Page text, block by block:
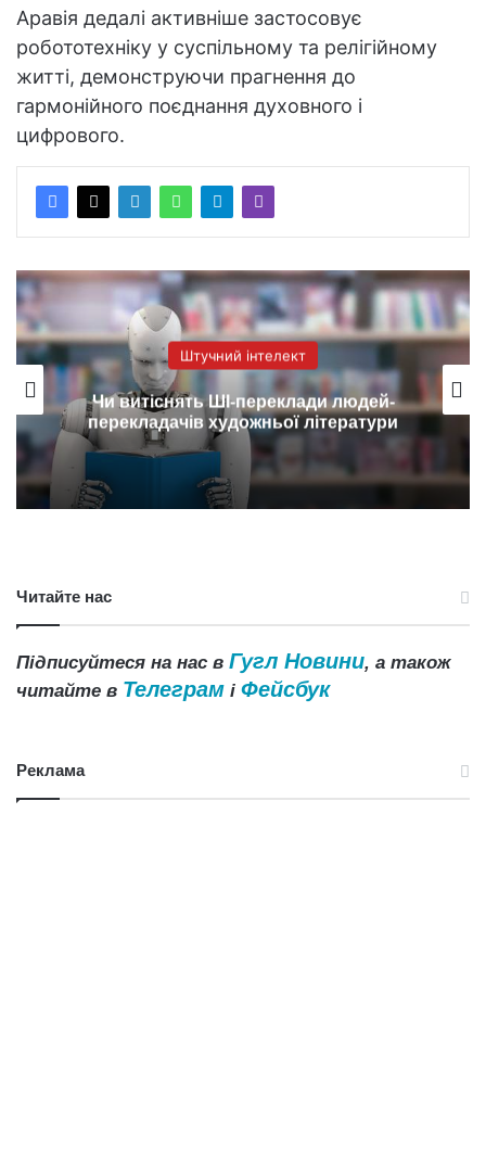
Аравія дедалі активніше застосовує
робототехніку у суспільному та релігійному
житті, демонструючи прагнення до
гармонійного поєднання духовного і
цифрового.
Штучний інтелект
Чи витіснять ШІ-переклади людей-
перекладачів художньої літератури
Читайте нас
Підписуйтеся на нас в Гугл Новини, а також
читайте в Телеграм і Фейсбук
Реклама